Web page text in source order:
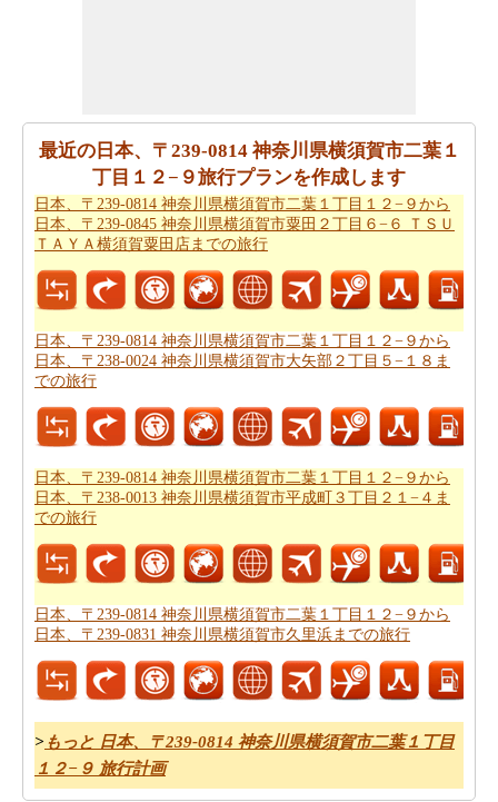
日本、〒239-0814 神奈川県横須賀市二葉１丁目１２−９
が日本、〒239-0831 神奈川県横須賀市久里浜からの飛ぶ
ことを計画します。日本、〒239-0814 神奈川県横須賀市
二葉１丁目１２−９から日本、〒239-0831 神奈川県横須
賀市久里浜までの飛行時間の推定をしたいですか。
あなたの旅行プランをもらった後、あなたはまた、ルー
トプランナーの助けを借りて計画された日本、〒239-
0814 神奈川県横須賀市二葉１丁目１２−９から日本、〒
239-0831 神奈川県横須賀市久里浜までの道路ルートプラ
ンを取得したいと思います。
あなたの旅のための全体計画を持った後、あなたはま
た、旅費の推定値を取得したいと思います。日本、〒
239-0814 神奈川県横須賀市二葉１丁目１２−９から日
本、〒239-0831 神奈川県横須賀市久里浜までの旅行の費
最近の日本、〒239-0814 神奈川県横須賀市二葉１
丁目１２−９旅行プランを作成します
日本、〒239-0814 神奈川県横須賀市二葉１丁目１２−９から
日本、〒239-0845 神奈川県横須賀市粟田２丁目６−６ ＴＳＵ
ＴＡＹＡ横須賀粟田店までの旅行
日本、〒239-0814 神奈川県横須賀市二葉１丁目１２−９から
日本、〒238-0024 神奈川県横須賀市大矢部２丁目５−１８ま
での旅行
日本、〒239-0814 神奈川県横須賀市二葉１丁目１２−９から
日本、〒238-0013 神奈川県横須賀市平成町３丁目２１−４ま
での旅行
日本、〒239-0814 神奈川県横須賀市二葉１丁目１２−９から
日本、〒239-0831 神奈川県横須賀市久里浜までの旅行
> もっと 日本、〒239-0814 神奈川県横須賀市二葉１丁目
１２−９ 旅行計画